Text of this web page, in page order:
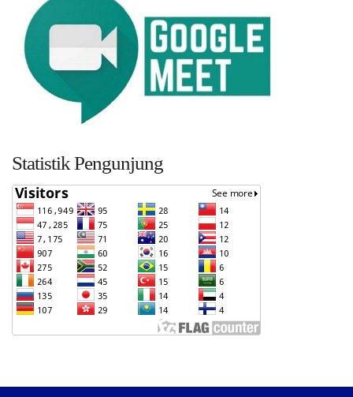
Statistik Pengunjung